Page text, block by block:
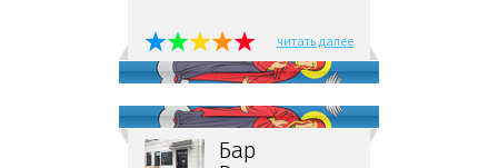
читать далее
Бар